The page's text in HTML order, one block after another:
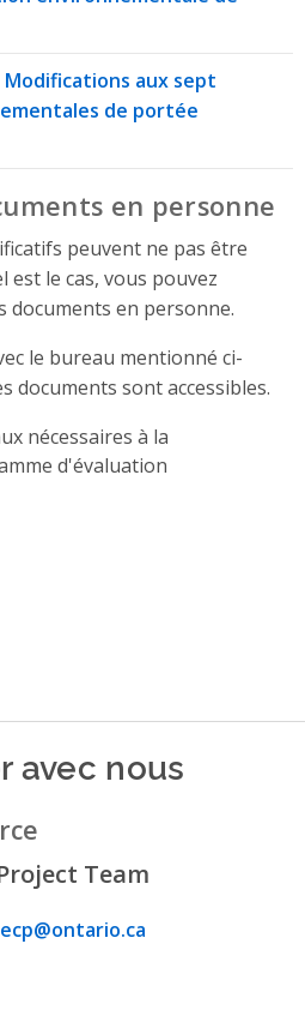
aux sept
de portée
en personne
peuvent ne pas être
est le cas, vous pouvez
documents en personne.
le bureau mentionné ci-
documents sont accessibles.
nécessaires à la
d'évaluation
avec nous
Team